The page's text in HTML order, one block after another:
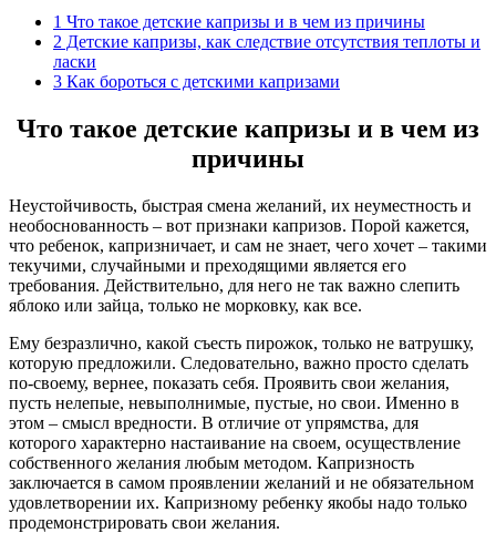
1 Что такое детские капризы и в чем из причины
2 Детские капризы, как следствие отсутствия теплоты и
ласки
3 Как бороться с детскими капризами
Что такое детские капризы и в чем из
причины
Неустойчивость, быстрая смена желаний, их неуместность и
необоснованность – вот признаки капризов. Порой кажется,
что ребенок, капризничает, и сам не знает, чего хочет – такими
текучими, случайными и преходящими является его
требования. Действительно, для него не так важно слепить
яблоко или зайца, только не морковку, как все.
Ему безразлично, какой съесть пирожок, только не ватрушку,
которую предложили. Следовательно, важно просто сделать
по-своему, вернее, показать себя. Проявить свои желания,
пусть нелепые, невыполнимые, пустые, но свои. Именно в
этом – смысл вредности. В отличие от упрямства, для
которого характерно настаивание на своем, осуществление
собственного желания любым методом. Капризность
заключается в самом проявлении желаний и не обязательном
удовлетворении их. Капризному ребенку якобы надо только
продемонстрировать свои желания.